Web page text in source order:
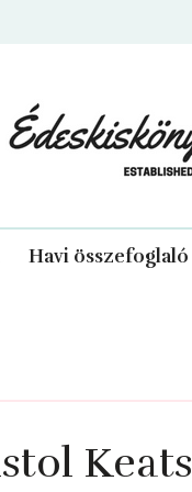
Havi összefoglaló
Keats